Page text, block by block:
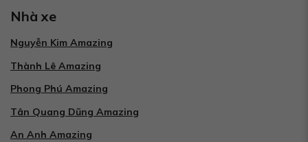
Nhà xe
Nguyễn Kim Amazing
Thành Lê Amazing
Phong Phú Amazing
Tân Quang Dũng Amazing
An Anh Amazing